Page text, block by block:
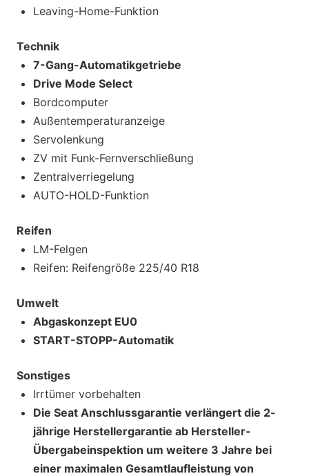
Leaving-Home-Funktion
Technik
7-Gang-Automatikgetriebe
Drive Mode Select
Bordcomputer
Außentemperaturanzeige
Servolenkung
ZV mit Funk-Fernverschließung
Zentralverriegelung
AUTO-HOLD-Funktion
Reifen
LM-Felgen
Reifen: Reifengröße 225/40 R18
Umwelt
Abgaskonzept EU0
START-STOPP-Automatik
Sonstiges
Irrtümer vorbehalten
Die Seat Anschlussgarantie verlängert die 2-
jährige Herstellergarantie ab Hersteller-
Übergabeinspektion um weitere 3 Jahre bei
einer maximalen Gesamtlaufleistung von